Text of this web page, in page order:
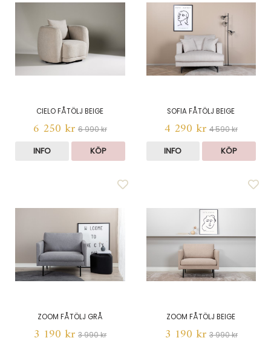
CIELO FÅTÖLJ BEIGE
6 250 kr 6 990 kr
INFO KÖP
SOFIA FÅTÖLJ BEIGE
4 290 kr 4 590 kr
INFO KÖP
ZOOM FÅTÖLJ GRÅ
3 990 kr
ZOOM FÅTÖLJ BEIGE
3 990 kr